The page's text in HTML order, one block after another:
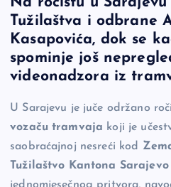
c
e
b
o
o
k
p
y
Li
n
k
se
n
g
er
er ar
e
Tužilaštva i odbrane
Kasapovića, dok se
spominje još
videonadzora iz
U Sarajevu je juče održano
vozaču tramvaja koji je
saobraćajnoj nesreći kod
Tužilaštvo Kantona Sarajevo